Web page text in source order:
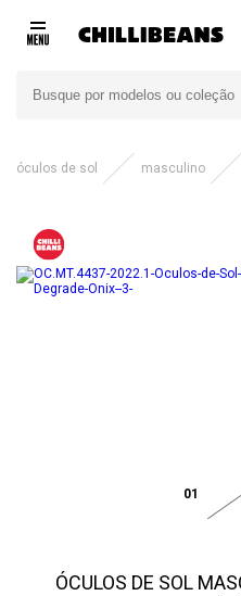
óculos de sol masculino
01
ÓCULOS DE SOL